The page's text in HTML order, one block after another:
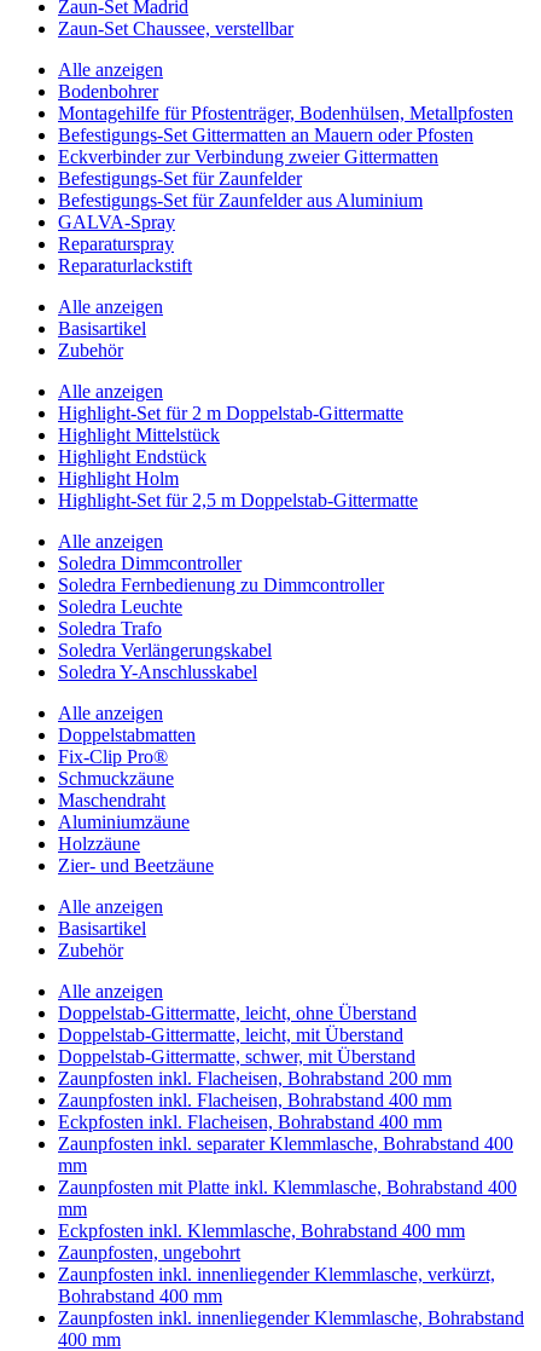
Zaun-Set Madrid
Zaun-Set Chaussee, verstellbar
Alle anzeigen
Bodenbohrer
Montagehilfe für Pfostenträger, Bodenhülsen, Metallpfosten
Befestigungs-Set Gittermatten an Mauern oder Pfosten
Eckverbinder zur Verbindung zweier Gittermatten
Befestigungs-Set für Zaunfelder
Befestigungs-Set für Zaunfelder aus Aluminium
GALVA-Spray
Reparaturspray
Reparaturlackstift
Alle anzeigen
Basisartikel
Zubehör
Alle anzeigen
Highlight-Set für 2 m Doppelstab-Gittermatte
Highlight Mittelstück
Highlight Endstück
Highlight Holm
Highlight-Set für 2,5 m Doppelstab-Gittermatte
Alle anzeigen
Soledra Dimmcontroller
Soledra Fernbedienung zu Dimmcontroller
Soledra Leuchte
Soledra Trafo
Soledra Verlängerungskabel
Soledra Y-Anschlusskabel
Alle anzeigen
Doppelstabmatten
Fix-Clip Pro®
Schmuckzäune
Maschendraht
Aluminiumzäune
Holzzäune
Zier- und Beetzäune
Alle anzeigen
Basisartikel
Zubehör
Alle anzeigen
Doppelstab-Gittermatte, leicht, ohne Überstand
Doppelstab-Gittermatte, leicht, mit Überstand
Doppelstab-Gittermatte, schwer, mit Überstand
Zaunpfosten inkl. Flacheisen, Bohrabstand 200 mm
Zaunpfosten inkl. Flacheisen, Bohrabstand 400 mm
Eckpfosten inkl. Flacheisen, Bohrabstand 400 mm
Zaunpfosten inkl. separater Klemmlasche, Bohrabstand 400
mm
Zaunpfosten mit Platte inkl. Klemmlasche, Bohrabstand 400
mm
Eckpfosten inkl. Klemmlasche, Bohrabstand 400 mm
Zaunpfosten, ungebohrt
Zaunpfosten inkl. innenliegender Klemmlasche, verkürzt,
Bohrabstand 400 mm
Zaunpfosten inkl. innenliegender Klemmlasche, Bohrabstand
400 mm